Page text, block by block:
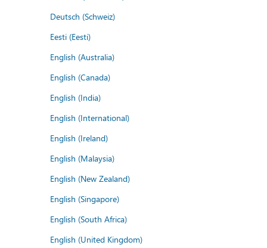
Deutsch (Schweiz)
Eesti (Eesti)
English (Australia)
English (Canada)
English (India)
English (International)
English (Ireland)
English (Malaysia)
English (New Zealand)
English (Singapore)
English (South Africa)
English (United Kingdom)